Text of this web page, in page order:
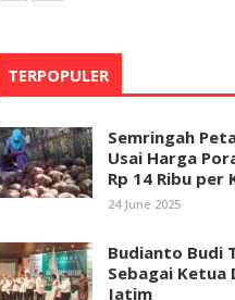
TERPOPULER
Semringah
Usai Harga
Rp 14 Ribu per
24 June 2025
Budianto Budi
Sebagai Ketua
Jatim